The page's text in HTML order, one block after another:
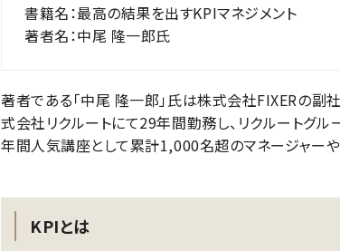
書籍名：最高の結果を出すKPIマネジメント
著者名：中尾 隆一郎氏
著者である「中尾 隆一郎」氏は株式会社FIXERの副
式会社リクルートにて29年間勤務し、リクルートグ
年間人気講座として累計1,000名超のマネージャー
KPIとは